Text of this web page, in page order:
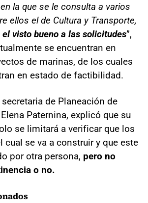
la que se le consulta a varios
ellos el de Cultura y Transporte,
visto bueno a las solicitudes”,
se encuentran en
de marinas, de los cuales
en estado de factibilidad.
de Planeación de
Paternina, explicó que su
se limitará a verificar que los
cual se va a construir y que este
por otra persona, pero no
o no.